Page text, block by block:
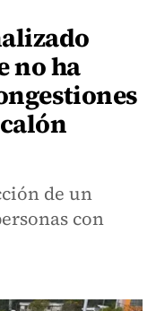
no ha
de un
con